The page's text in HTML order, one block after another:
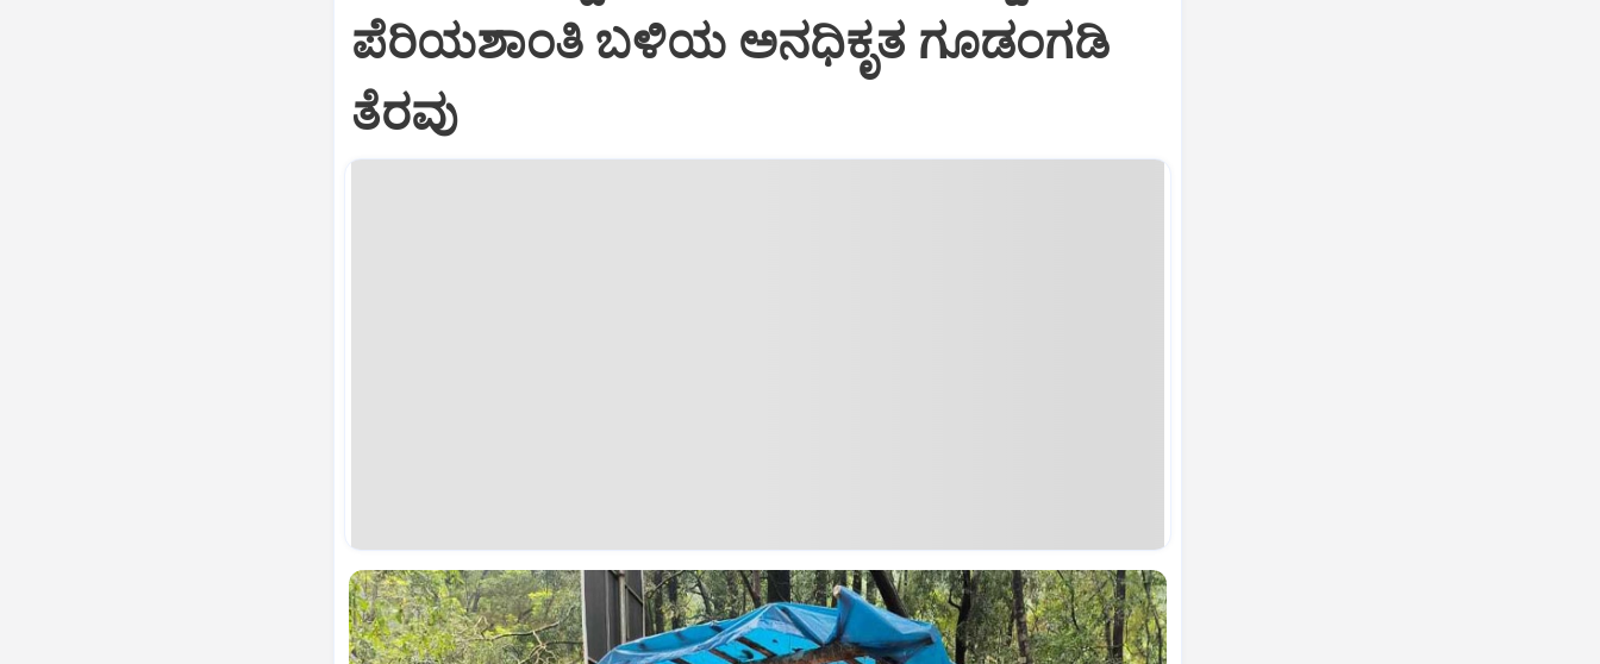
ಪೆರಿಯಶಾಂತಿ ಬಳಿಯ ಅನಧಿಕೃತ ಗೂಡಂಗಡಿ
ತೆರವು